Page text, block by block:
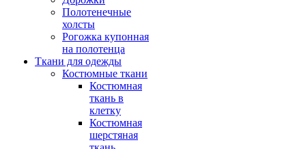
Полотенечные
холсты
Рогожка купонная
на полотенца
Ткани для одежды
Костюмные ткани
Костюмная
ткань в
клетку
Костюмная
шерстяная